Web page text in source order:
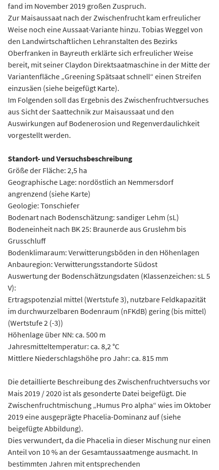
fand im November 2019 großen Zuspruch.
Zur Maisaussaat nach der Zwischenfrucht kam erfreulicher
Weise noch eine Aussaat-Variante hinzu. Tobias Weggel von
den Landwirtschaftlichen Lehranstalten des Bezirks
Oberfranken in Bayreuth erklärte sich erfreulicher Weise
bereit, mit seiner Claydon Direktsaatmaschine in der Mitte der
Variantenfläche „Greening Spätsaat schnell“ einen Streifen
einzusäen (siehe beigefügt Karte).
Im Folgenden soll das Ergebnis des Zwischenfruchtversuches
aus Sicht der Saattechnik zur Maisaussaat und den
Auswirkungen auf Bodenerosion und Regenverdaulichkeit
vorgestellt werden.
Standort- und Versuchsbeschreibung
Größe der Fläche: 2,5 ha
Geographische Lage: nordöstlich an Nemmersdorf
angrenzend (siehe Karte)
Geologie: Tonschiefer
Bodenart nach Bodenschätzung: sandiger Lehm (sL)
Bodeneinheit nach BK 25: Braunerde aus Gruslehm bis
Grusschluff
Bodenklimaraum: Verwitterungsböden in den Höhenlagen
Anbauregion: Verwitterungsstandorte Südost
Auswertung der Bodenschätzungsdaten (Klassenzeichen: sL 5
V):
Ertragspotenzial mittel (Wertstufe 3), nutzbare Feldkapazität
im durchwurzelbaren Bodenraum (nFKdB) gering (bis mittel)
(Wertstufe 2 (-3))
Höhenlage über NN: ca. 500 m
Jahresmitteltemperatur: ca. 8,2 °C
Mittlere Niederschlagshöhe pro Jahr: ca. 815 mm
Die detaillierte Beschreibung des Zwischenfruchtversuchs vor
Mais 2019 / 2020 ist als gesonderte Datei beigefügt. Die
Zwischenfruchtmischung „Humus Pro alpha“ wies im Oktober
2019 eine ausgeprägte Phacelia-Dominanz auf (siehe
beigefügte Abbildung).
Dies verwundert, da die Phacelia in dieser Mischung nur einen
Anteil von 10 % an der Gesamtaussaatmenge ausmacht. In
bestimmten Jahren mit entsprechenden